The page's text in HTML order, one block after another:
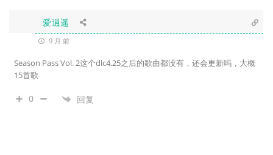
爱逍遥
9 月 前
Season Pass Vol. 2这个dlc4.25之后的歌曲都没有，还会更新吗，大概
15首歌
0 回复